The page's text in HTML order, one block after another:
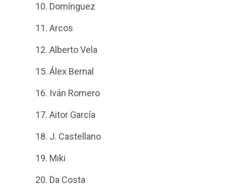
10. Domínguez
11. Arcos
12. Alberto Vela
15. Álex Bernal
16. Iván Romero
17. Aitor García
18. J. Castellano
19. Miki
20. Da Costa